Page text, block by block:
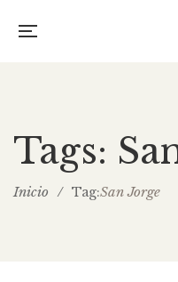
Tags:
Inicio / Tag:San Jorge